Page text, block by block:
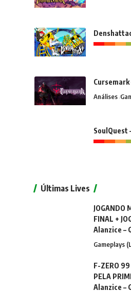
Análises
SoulQuest
Últimas Lives
JOGANDO
FINAL +
Alanzice –
Gameplays
F-ZERO 99
PELA
Alanzice –